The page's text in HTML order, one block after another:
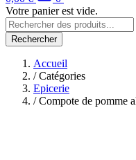
Votre panier est vide.
Rechercher
Accueil
/Catégories
Epicerie
/Compote de pomme